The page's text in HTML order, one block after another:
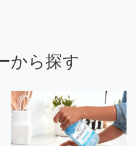
から探す